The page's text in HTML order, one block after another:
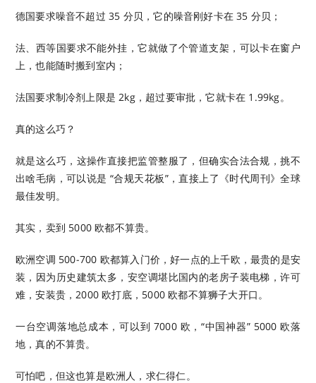
德国要求噪音不超过 35 分贝，它的噪音刚好卡在 35 分贝；
法、西等国要求不能外挂，它就做了个管道支架，可以卡在窗户
上，也能随时搬到室内；
法国要求制冷剂上限是 2kg，超过要审批，它就卡在 1.99kg。
真的这么巧？
就是这么巧，这操作直接把监管整服了，但确实合法合规，挑不
出啥毛病，可以说是 “合规天花板”，直接上了《时代周刊》全球
最佳发明。
其实，卖到 5000 欧都不算贵。
欧洲空调 500-700 欧都算入门价，好一点的上千欧，最贵的是安
装，因为历史建筑太多，安空调堪比国内的老房子装电梯，许可
难，安装贵，2000 欧打底，5000 欧都不算狮子大开口。
一台空调落地总成本，可以到 7000 欧，“中国神器” 5000 欧落
地，真的不算贵。
可怕吧，但这也算是欧洲人，求仁得仁。